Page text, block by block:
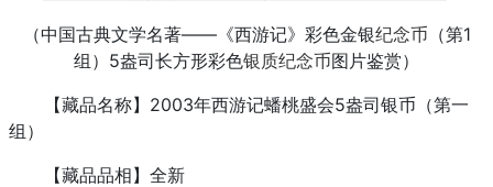
（中国古典文学名著——《西游记》彩色金银纪念币 （第1
组）5盎司长方形彩色银质纪念币图片鉴赏）
【藏品名称】2003年西游记蟠桃盛会5盎司银币（第一
组）
【藏品品相】全新